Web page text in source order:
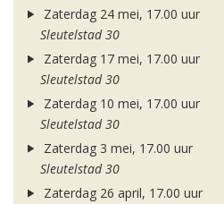
Zaterdag 24 mei, 17.00 uur
Sleutelstad 30
Zaterdag 17 mei, 17.00 uur
Sleutelstad 30
Zaterdag 10 mei, 17.00 uur
Sleutelstad 30
Zaterdag 3 mei, 17.00 uur
Sleutelstad 30
Zaterdag 26 april, 17.00 uur